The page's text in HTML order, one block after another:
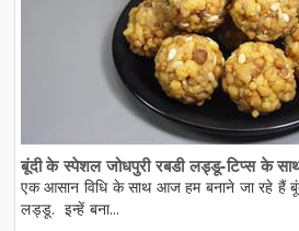
बूंदी के स्पेशल जोधपुरी रबडी लड्डू-टिप्स के
एक आसान विधि के साथ आज हम बनाने जा रहे हैं
लड्डू. इन्हें बना...